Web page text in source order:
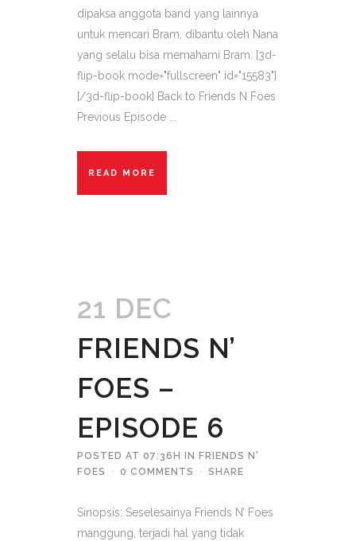
dipaksa anggota band yang lainnya
untuk mencari Bram, dibantu oleh Nana
yang selalu bisa memahami Bram. [3d-
flip-book mode="fullscreen" id="15583"]
[/3d-flip-book] Back to Friends N Foes
Previous Episode ...
READ MORE
21 DEC
FRIENDS N’
FOES –
EPISODE 6
POSTED AT 07:36H IN
FRIENDS N'
FOES
0 COMMENTS SHARE
Sinopsis: Seselesainya Friends N’ Foes
manggung, terjadi hal yang tidak